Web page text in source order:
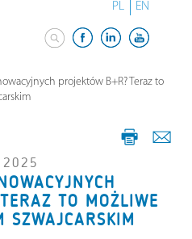
PL EN
projektów B+R? Teraz to
2025
TO MOŻLIWE
SZWAJCARSKIM